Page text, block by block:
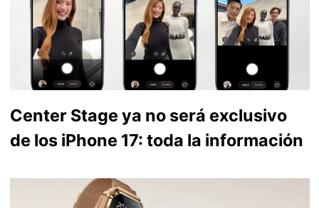
Center Stage ya no será exclusivo
de los iPhone 17: toda la información